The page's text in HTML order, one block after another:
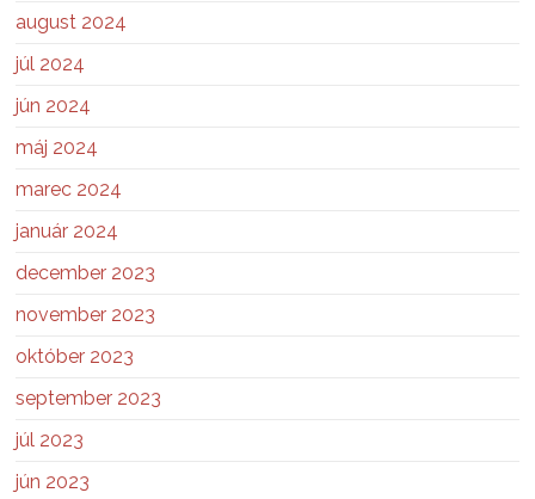
august 2024
júl 2024
jún 2024
máj 2024
marec 2024
január 2024
december 2023
november 2023
október 2023
september 2023
júl 2023
jún 2023